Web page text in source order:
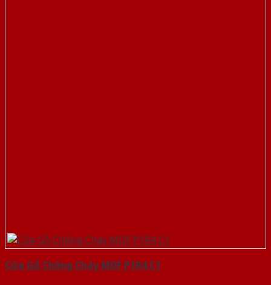
Cửa Gỗ Chống Cháy MDF P1R4 C1